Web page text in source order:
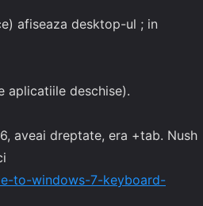
afiseaza desktop-ul ; in
aplicatiile deschise).
aveai dreptate, era +tab. Nush
to-windows-7-keyboard-